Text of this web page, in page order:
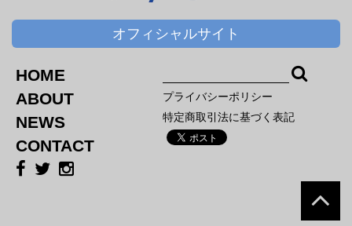
オフィシャルサイト
HOME
ABOUT
NEWS
CONTACT
プライバシーポリシー
特定商取引法に基づく表記